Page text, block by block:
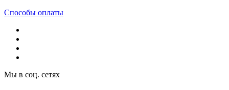
Способы оплаты
Мы в соц. сетях